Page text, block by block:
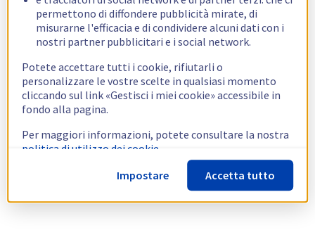
permettono di diffondere pubblicità mirate, di
misurarne l'efficacia e di condividere alcuni dati con i
nostri partner pubblicitari e i social network.
Potete accettare tutti i cookie, rifiutarli o
personalizzare le vostre scelte in qualsiasi momento
cliccando sul link «Gestisci i miei cookie» accessibile in
fondo alla pagina.
Per maggiori informazioni, potete consultare la nostra
politica di utilizzo dei cookie.
Impostare
Accetta tutto